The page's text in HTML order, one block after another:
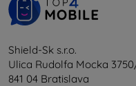
Shield-Sk s.r.o.
Ulica Rudolfa Mocka
841 04 Bratislava